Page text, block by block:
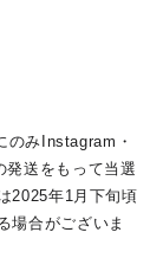
のみInstagram・
発送をもって当選
2025年1月下旬頃
場合がございま